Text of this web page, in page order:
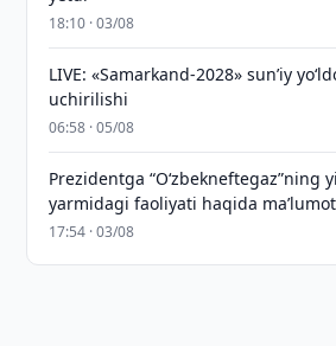
18:10 · 03/08
LIVE: «Samarkand-2028» sun’iy
uchirilishi
06:58 · 05/08
Prezidentga “Oʻzbekneftegaz”ning
yarmidagi faoliyati haqida
17:54 · 03/08